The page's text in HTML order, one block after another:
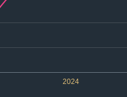
2024